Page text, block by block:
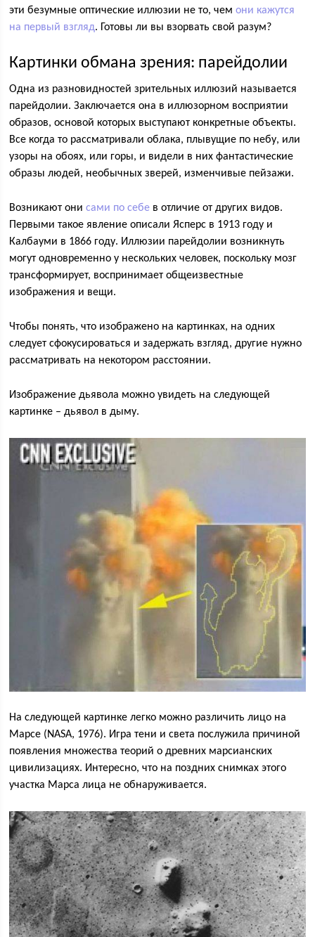
эти безумные оптические иллюзии не то, чемони кажутся
на первый взгляд. Готовы ли вы взорвать свой разум?
Картинки обмана зрения: парейдолии
Одна из разновидностей зрительных иллюзий называется
парейдолии. Заключается она в иллюзорном восприятии
образов, основой которых выступают конкретные объекты.
Все когда то рассматривали облака, плывущие по небу, или
узоры на обоях, или горы, и видели в них фантастические
образы людей, необычных зверей, изменчивые пейзажи.
Возникают онисами по себе в отличие от других видов.
Первыми такое явление описали Ясперс в 1913 году и
Калбауми в 1866 году. Иллюзии парейдолии возникнуть
могут одновременно у нескольких человек, поскольку мозг
трансформирует, воспринимает общеизвестные
изображения и вещи.
Чтобы понять, что изображено на картинках, на одних
следует сфокусироваться и задержать взгляд, другие нужно
рассматривать на некотором расстоянии.
Изображение дьявола можно увидеть на следующей
картинке – дьявол в дыму.
На следующей картинке легко можно различить лицо на
Марсе (NASA, 1976). Игра тени и света послужила причиной
появления множества теорий о древних марсианских
цивилизациях. Интересно, что на поздних снимках этого
участка Марса лица не обнаруживается.